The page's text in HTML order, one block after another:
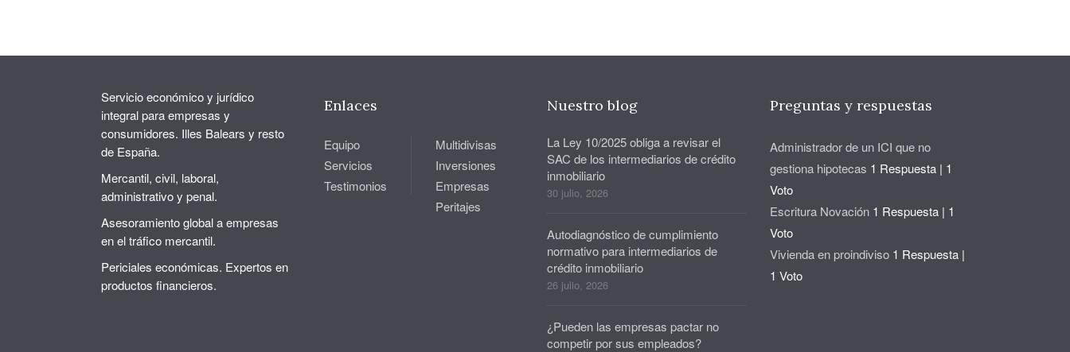
Servicio económico y jurídico
integral para empresas y
consumidores. Illes Balears y resto
de España.
Mercantil, civil, laboral,
administrativo y penal.
Asesoramiento global a empresas
en el tráfico mercantil.
Periciales económicas. Expertos en
productos financieros.
Enlaces
Equipo
Servicios
Testimonios
Multidivisas
Inversiones
Empresas
Peritajes
Nuestro blog
La Ley 10/2025 obliga a revisar el
SAC de los intermediarios de crédito
inmobiliario
30 julio, 2026
Autodiagnóstico de cumplimiento
normativo para intermediarios de
crédito inmobiliario
26 julio, 2026
¿Pueden las empresas pactar no
competir por sus empleados?
Preguntas y respuestas
Administrador de un ICI que no
gestiona hipotecas 1 Respuesta | 1
Voto
Escritura Novación 1 Respuesta | 1
Voto
Vivienda en proindiviso 1 Respuesta |
1 Voto